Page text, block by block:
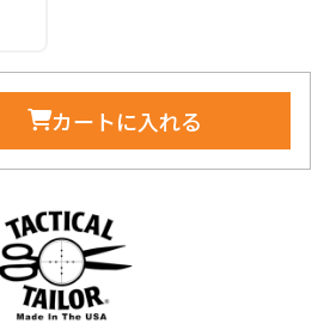
カートに入れる